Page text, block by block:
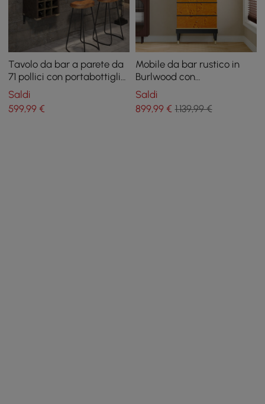
Tavolo da bar a parete da
71 pollici con portabottiglie
di vino Tavolo da pub in
ecopelle marrone
Saldi
599,99 €
Mobile da bar rustico in
Burlwood con
portabottiglie e
portabottiglie, mobile da
bar per la casa
Saldi
899,99€ 1.139,99 €